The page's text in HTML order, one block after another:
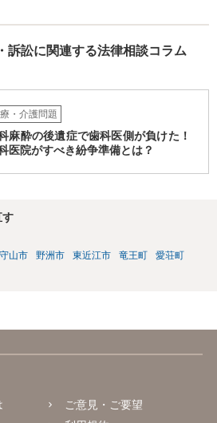
訴訟に関連する法律相談コラム
・介護問題
麻酔の後遺症で歯科医側が負けた！
医院がすべき紛争準備とは？
す
守山市 野洲市 東近江市 竜王町
愛荘町
ご意見・ご要望